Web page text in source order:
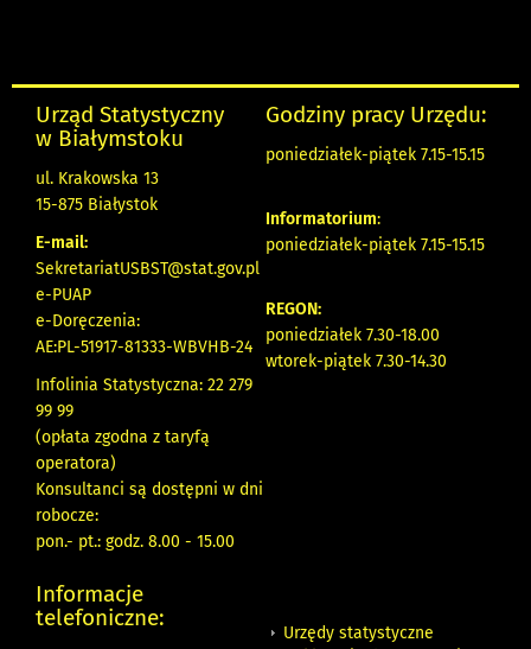
Urząd Statystyczny
w Białymstoku
ul. Krakowska 13
15-875 Białystok
E-mail:
SekretariatUSBST@stat.gov.pl
e-PUAP
e-Doręczenia:
AE:PL-51917-81333-WBVHB-24
Infolinia Statystyczna: 22 279
99 99
(opłata zgodna z taryfą
operatora)
Konsultanci są dostępni w dni
robocze:
pon.- pt.: godz. 8.00 - 15.00
Godziny pracy Urzędu:
poniedziałek-piątek 7.15-15.15
Informatorium:
poniedziałek-piątek 7.15-15.15
REGON:
poniedziałek 7.30-18.00
wtorek-piątek 7.30-14.30
Informacje
telefoniczne:
Urzędy statystyczne